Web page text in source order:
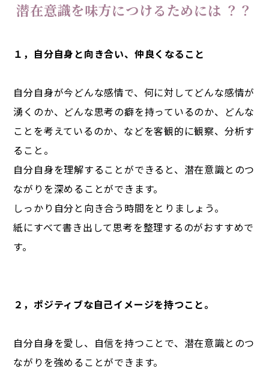
潜在意識を味方につけるためには ？？
１，自分自身と向き合い、仲良くなること
自分自身が今どんな感情で、何に対してどんな感情が
湧くのか、どんな思考の癖を持っているのか、どんな
ことを考えているのか、などを客観的に観察、分析す
ること。
自分自身を理解することができると、潜在意識とのつ
ながりを深めることができます。
しっかり自分と向き合う時間をとりましょう。
紙にすべて書き出して思考を整理するのがおすすめで
す。
２，ポジティブな自己イメージを持つこと。
自分自身を愛し、自信を持つことで、潜在意識とのつ
ながりを強めることができます。